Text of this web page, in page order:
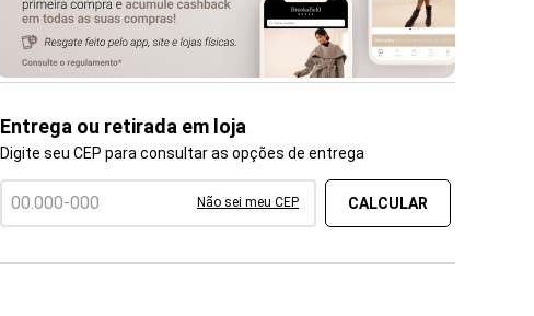
Entrega ou retirada em loja
Digite seu CEP para consultar as opções de entrega
Não sei meu CEP